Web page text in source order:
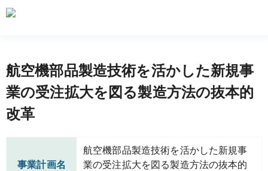
航空機部品製造技術を活かした新規事
業の受注拡大を図る製造方法の抜本的
改革
事業計画名
航空機部品製造技術を活かした新規事
業の受注拡大を図る製造方法の抜本的